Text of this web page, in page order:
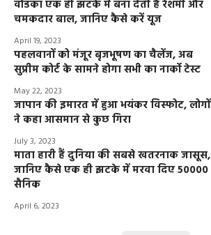
वोडका एक ही झटके में बना देती है रेशमी और
चमकदार बाल, जानिए कैसे करें यूज
April 19, 2023
पहलवानों को मंजूर बृजभूषण का चैलेंज, अब
सुप्रीम कोर्ट के सामने होगा सभी का नार्को टेस्ट
May 22, 2023
जापान की इमारत में हुआ भयंकर विस्फोट, लोगों
ने कहा आसमान से कुछ गिरा
July 3, 2023
माता हारी हैं दुनिया की सबसे खतरनाक जासूस,
जानिए कैसे एक ही झटके में मरवा दिए 50000
सैनिक
April 6, 2023